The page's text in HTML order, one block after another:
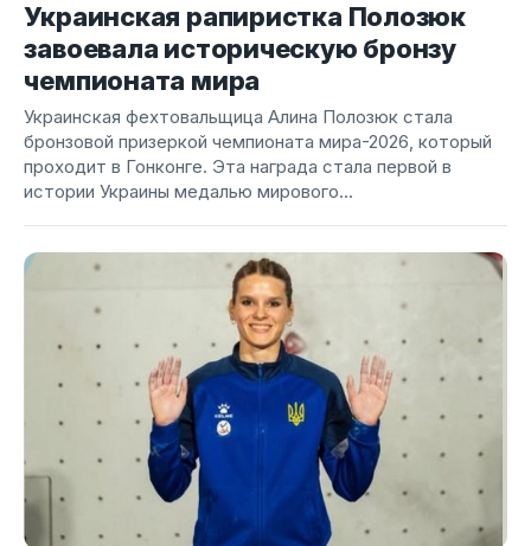
Украинская рапиристка Полозюк
завоевала историческую бронзу
чемпионата мира
Украинская фехтовальщица Алина Полозюк стала
бронзовой призеркой чемпионата мира-2026, который
проходит в Гонконге. Эта награда стала первой в
истории Украины медалью мирового...